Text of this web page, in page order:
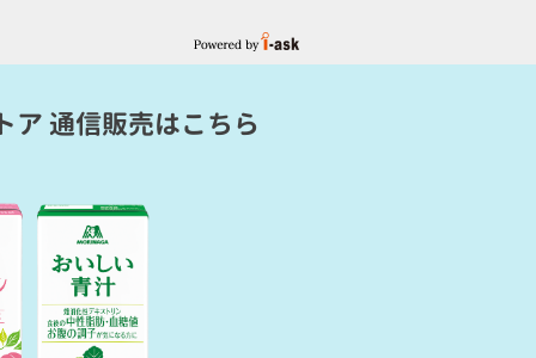
ア 通信販売はこちら